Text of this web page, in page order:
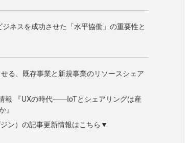
ネスを成功させた「水平協働」の重要性と
る、既存事業と新規事業のリソースシェア
報 『UXの時代――IoTとシェアリングは産
』
ン）の記事更新情報はこちら▼